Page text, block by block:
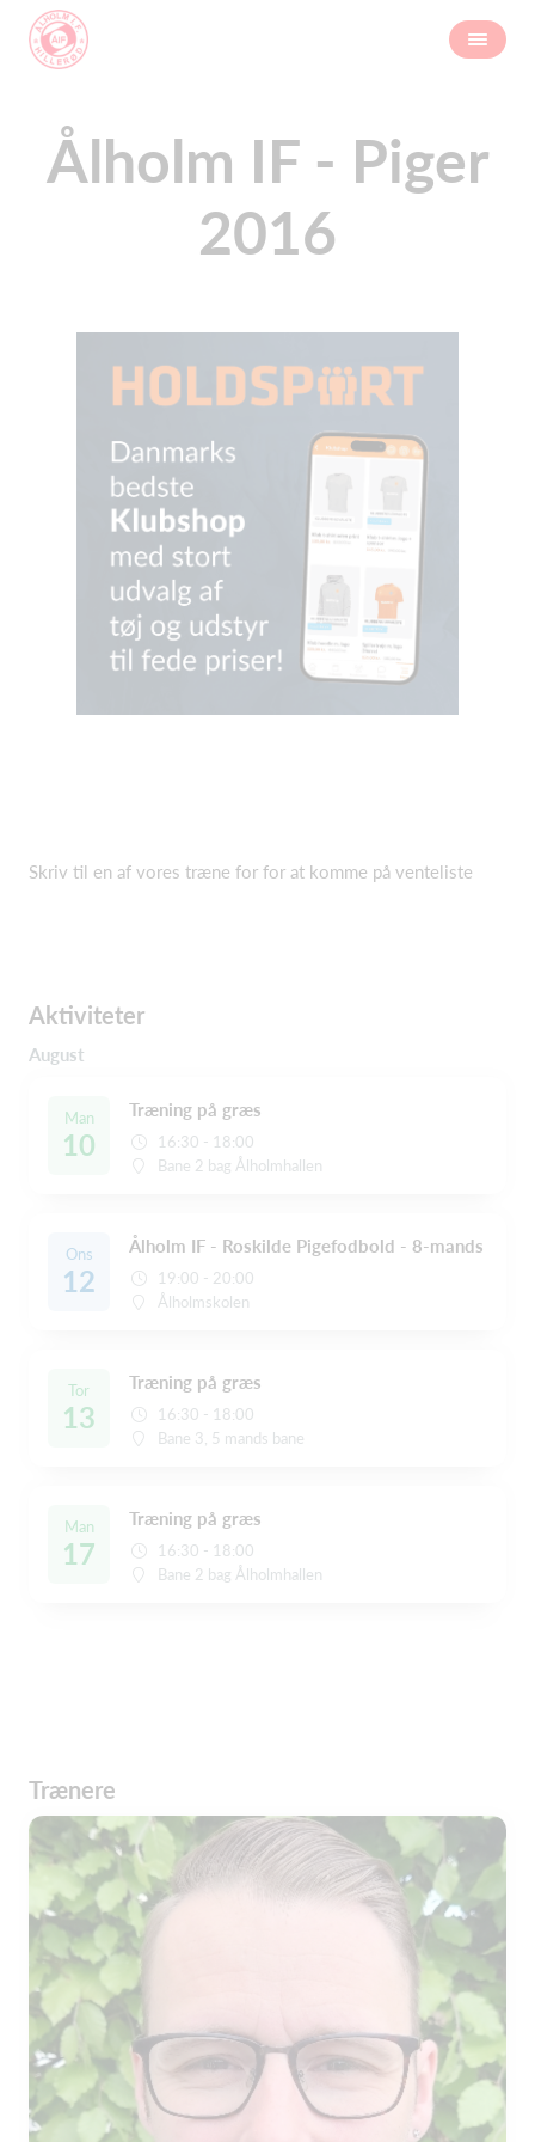
Ålholm IF - Piger
2016
Skriv til en af vores træne for for at komme på venteliste
Aktiviteter
August
Man
10
Træning på græs
16:30 - 18:00
Bane 2 bag Ålholmhallen
Ons
12
Ålholm IF - Roskilde Pigefodbold - 8-mands
19:00 - 20:00
Ålholmskolen
Tor
13
Træning på græs
16:30 - 18:00
Bane 3, 5 mands bane
Man
17
Træning på græs
16:30 - 18:00
Bane 2 bag Ålholmhallen
Trænere